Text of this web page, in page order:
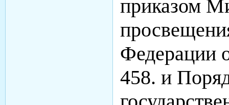
приказом
Федерации
458. и